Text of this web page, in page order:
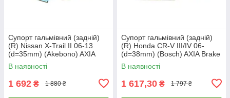
Супорт гальмівний (задній)
(R) Nissan X-Trail II 06-13
(d=35mm) (Akebono) AXIA
Brake Calipers 394127 UA61
В наявності
1 692 ₴ 1 880 ₴
Супорт гальмівний (задній)
(R) Honda CR-V III/IV 06-
(d=38mm) (Bosch) AXIA Brake
Calipers 394725 UA61
В наявності
1 617,30 ₴ 1 797 ₴